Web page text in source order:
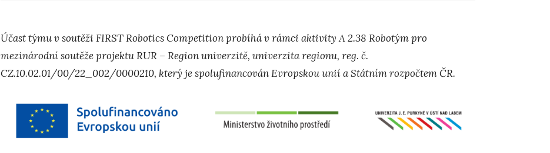
Účast týmu v soutěži FIRST Robotics Competition probíhá v rámci aktivity A 2.38 Robotým pro
mezinárodní soutěže projektu RUR – Region univerzitě, univerzita regionu, reg. č.
CZ.10.02.01/00/22_002/0000210, který je spolufinancován Evropskou unií a Státním rozpočtem ČR.